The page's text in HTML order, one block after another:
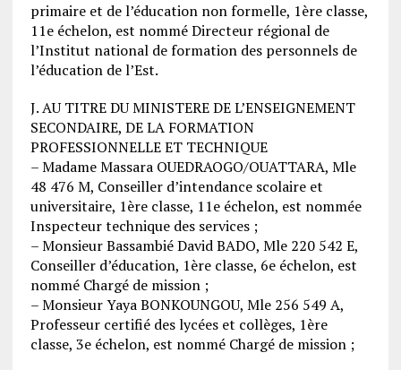
primaire et de l’éducation non formelle, 1ère classe,
11e échelon, est nommé Directeur régional de
l’Institut national de formation des personnels de
l’éducation de l’Est.
J. AU TITRE DU MINISTERE DE L’ENSEIGNEMENT
SECONDAIRE, DE LA FORMATION
PROFESSIONNELLE ET TECHNIQUE
– Madame Massara OUEDRAOGO/OUATTARA, Mle
48 476 M, Conseiller d’intendance scolaire et
universitaire, 1ère classe, 11e échelon, est nommée
Inspecteur technique des services ;
– Monsieur Bassambié David BADO, Mle 220 542 E,
Conseiller d’éducation, 1ère classe, 6e échelon, est
nommé Chargé de mission ;
– Monsieur Yaya BONKOUNGOU, Mle 256 549 A,
Professeur certifié des lycées et collèges, 1ère
classe, 3e échelon, est nommé Chargé de mission ;